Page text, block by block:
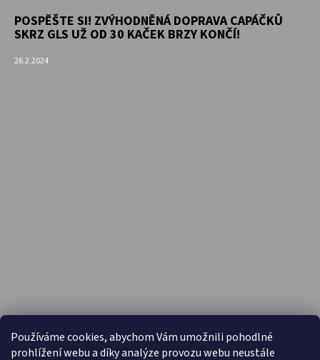
Používáme cookies, abychom Vám umožnili pohodlné
prohlížení webu a díky analýze provozu webu neustále
POSPĚŠTE SI! ZVÝHODNĚNÁ DOPRAVA CAPÁČKŮ
SKRZ GLS UŽ OD 30 KAČEK BRZY KONČÍ!
26.2.2024
PŘIJÍMÁME ONLINE PLATBY